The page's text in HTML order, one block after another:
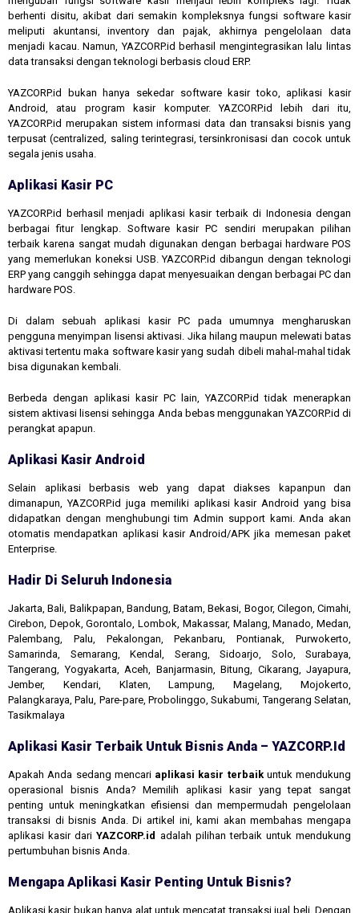
berhenti disitu, akibat dari semakin kompleksnya fungsi software kasir
meliputi akuntansi, inventory dan pajak, akhirnya pengelolaan data
menjadi kacau. Namun, YAZCORP.id berhasil mengintegrasikan lalu lintas
data transaksi dengan teknologi berbasis cloud ERP.
YAZCORP.id bukan hanya sekedar software kasir toko, aplikasi kasir
Android, atau program kasir komputer. YAZCORP.id lebih dari itu,
YAZCORP.id merupakan sistem informasi data dan transaksi bisnis yang
terpusat (centralized, saling terintegrasi, tersinkronisasi dan cocok untuk
segala jenis usaha.
Aplikasi Kasir PC
YAZCORP.id berhasil menjadi aplikasi kasir terbaik di Indonesia dengan
berbagai fitur lengkap. Software kasir PC sendiri merupakan pilihan
terbaik karena sangat mudah digunakan dengan berbagai hardware POS
yang memerlukan koneksi USB. YAZCORP.id dibangun dengan teknologi
ERP yang canggih sehingga dapat menyesuaikan dengan berbagai PC dan
hardware POS.
Di dalam sebuah aplikasi kasir PC pada umumnya mengharuskan
pengguna menyimpan lisensi aktivasi. Jika hilang maupun melewati batas
aktivasi tertentu maka software kasir yang sudah dibeli mahal-mahal tidak
bisa digunakan kembali.
Berbeda dengan aplikasi kasir PC lain, YAZCORP.id tidak menerapkan
sistem aktivasi lisensi sehingga Anda bebas menggunakan YAZCORP.id di
perangkat apapun.
Aplikasi Kasir Android
Selain aplikasi berbasis web yang dapat diakses kapanpun dan
dimanapun, YAZCORP.id juga memiliki aplikasi kasir Android yang bisa
didapatkan dengan menghubungi tim Admin support kami. Anda akan
otomatis mendapatkan aplikasi kasir Android/APK jika memesan paket
Enterprise.
Hadir Di Seluruh Indonesia
Jakarta, Bali, Balikpapan, Bandung, Batam, Bekasi, Bogor, Cilegon, Cimahi,
Cirebon, Depok, Gorontalo, Lombok, Makassar, Malang, Manado, Medan,
Palembang, Palu, Pekalongan, Pekanbaru, Pontianak, Purwokerto,
Samarinda, Semarang, Kendal, Serang, Sidoarjo, Solo, Surabaya,
Tangerang, Yogyakarta, Aceh, Banjarmasin, Bitung, Cikarang, Jayapura,
Jember, Kendari, Klaten, Lampung, Magelang, Mojokerto,
Palangkaraya, Palu, Pare-pare, Probolinggo, Sukabumi, Tangerang Selatan,
Tasikmalaya
Aplikasi Kasir Terbaik Untuk Bisnis Anda – YAZCORP.id
Apakah Anda sedang mencari aplikasi kasir terbaikuntuk mendukung
operasional bisnis Anda? Memilih aplikasi kasir yang tepat sangat
penting untuk meningkatkan efisiensi dan mempermudah pengelolaan
transaksi di bisnis Anda. Di artikel ini, kami akan membahas mengapa
aplikasi kasir dariYAZCORP.id adalah pilihan terbaik untuk mendukung
pertumbuhan bisnis Anda.
Mengapa Aplikasi Kasir Penting Untuk Bisnis?
Aplikasi kasir bukan hanya alat untuk mencatat transaksi jual beli. Dengan